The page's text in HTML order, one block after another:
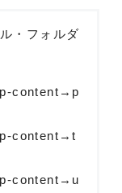
・フォルダ
content→p
content→t
content→u